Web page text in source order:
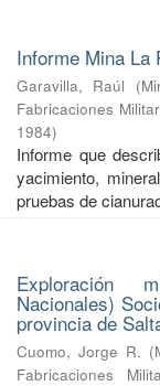
Informe Mina La
Garavilla, Raúl (
Fabricaciones
1984)
Informe que
yacimiento,
pruebas de
Exploración
Nacionales)
provincia de
Cuomo, Jorge R. (
Fabricaciones